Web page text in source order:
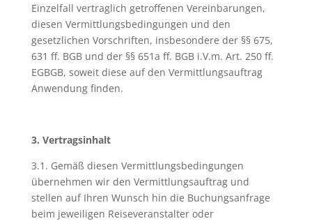
Einzelfall vertraglich getroffenen Vereinbarungen,
diesen Vermittlungsbedingungen und den
gesetzlichen Vorschriften, insbesondere der §§ 675,
631 ff. BGB und der §§ 651a ff. BGB i.V.m. Art. 250 ff.
EGBGB, soweit diese auf den Vermittlungsauftrag
Anwendung finden.
3. Vertragsinhalt
3.1. Gemäß diesen Vermittlungsbedingungen
übernehmen wir den Vermittlungsauftrag und
stellen auf Ihren Wunsch hin die Buchungsanfrage
beim jeweiligen Reiseveranstalter oder